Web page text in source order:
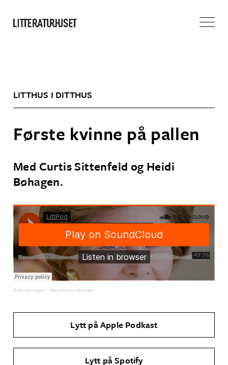
LITTHUS I DITTHUS
Første kvinne på pallen
Med Curtis Sittenfeld og Heidi
Bøhagen.
litthusbergen · Marsteins metode
Lytt på Apple Podkast
Lytt på Spotify